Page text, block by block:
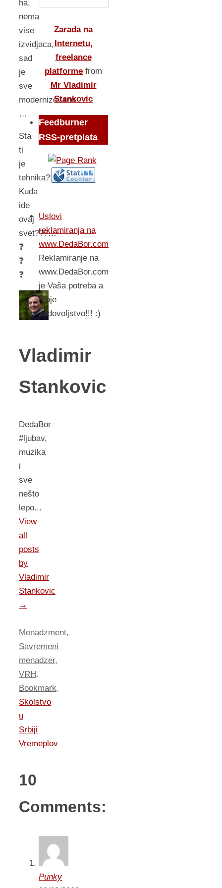
ha,
nema
vise
izvidjaca,
sad
je
sve
modernizovano
…
Sta
ti
je
tehnika?
Kuda
ide
ovaj
svet???…
❓
❓
❓
Vladimir
Stankovic
DedaBor
#ljubav,
muzika
i
sve
nešto
lepo...
View
all
posts
by
Vladimir
Stankovic
→
Menadzment,
Savremeni
menadzer,
VRH.
Bookmark.
Skolstvo
u
Srbiji
Vremeplov
10
Comments:
Punky
Zarada na
Internetu,
freelance
platforme from
Mr Vladimir
Stankovic
Feedburner
RSS-pretplata
Uslovi
reklamiranja na
www.DedaBor.com
Reklamiranje na
www.DedaBor.com
je Vaša potreba a
moje
zadovoljstvo!!! :)